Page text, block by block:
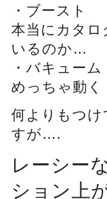
・ブースト
本当にカタロ
いるのか…
・バキューム
めっちゃ動く
何よりもつけ
すが….
レーシー
ション上